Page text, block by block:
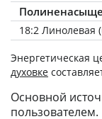
18:2 Линолевая
Энергетическая
духовке
Основной
пользователем.